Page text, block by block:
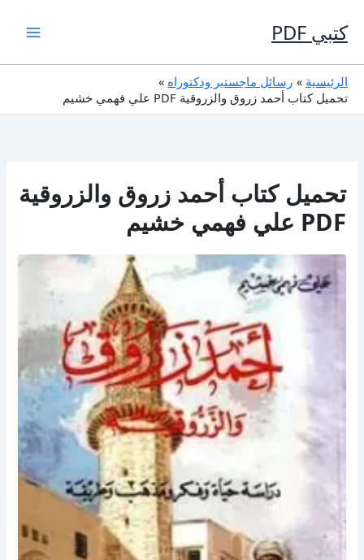
إلى
المحتوى
كتبي PDF
الرئيسية
رسائل ماجستير ودكتوراه
تحميل كتاب أحمد زروق والزروقية PDF علي فهمي خشيم
تحميل كتاب أحمد زروق والزروقية
PDF علي فهمي خشيم